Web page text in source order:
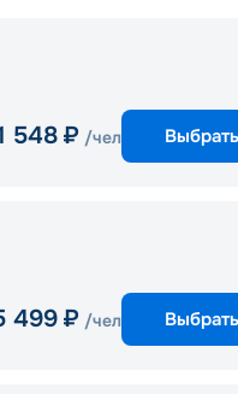
548₽ /чел Выбрать
499 ₽ /чел Выбрать